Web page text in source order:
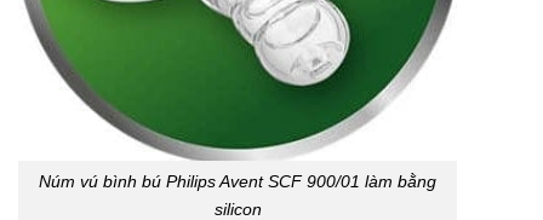
Núm vú bình bú Philips Avent SCF 900/01 làm bằng
silicon